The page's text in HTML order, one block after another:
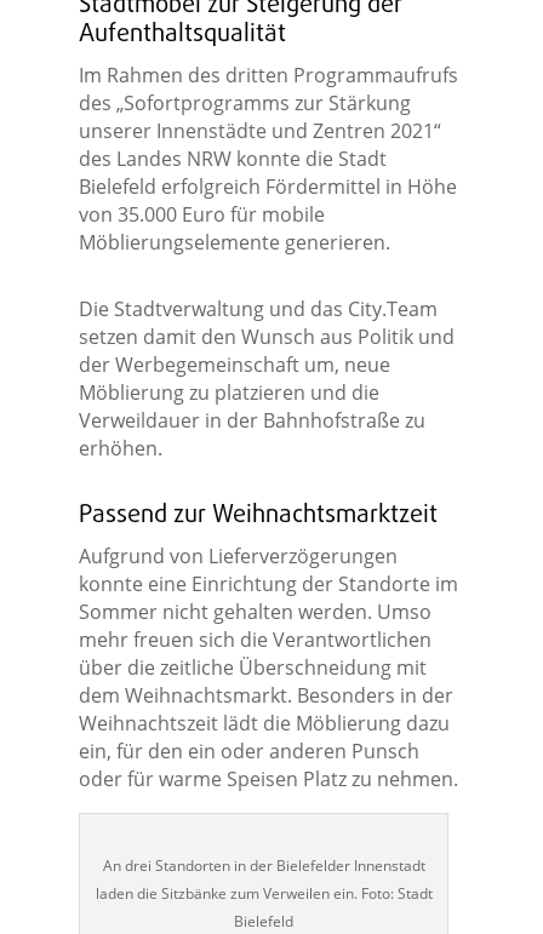
Aufenthaltsqualität
Im Rahmen des dritten Programmaufrufs
des „Sofortprogramms zur Stärkung
unserer Innenstädte und Zentren 2021“
des Landes NRW konnte die Stadt
Bielefeld erfolgreich Fördermittel in Höhe
von 35.000 Euro für mobile
Möblierungselemente generieren.
Die Stadtverwaltung und das City.Team
setzen damit den Wunsch aus Politik und
der Werbegemeinschaft um, neue
Möblierung zu platzieren und die
Verweildauer in der Bahnhofstraße zu
erhöhen.
Passend zur Weihnachtsmarktzeit
Aufgrund von Lieferverzögerungen
konnte eine Einrichtung der Standorte im
Sommer nicht gehalten werden. Umso
mehr freuen sich die Verantwortlichen
über die zeitliche Überschneidung mit
dem Weihnachtsmarkt. Besonders in der
Weihnachtszeit lädt die Möblierung dazu
ein, für den ein oder anderen Punsch
oder für warme Speisen Platz zu nehmen.
An drei Standorten in der Bielefelder Innenstadt
laden die Sitzbänke zum Verweilen ein. Foto: Stadt
Bielefeld